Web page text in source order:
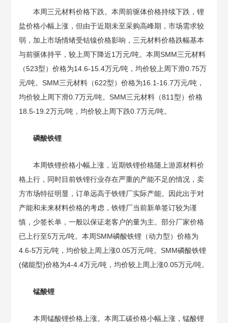
本周三元材料价格下跌。本周前驱体价格持续下跌，锂
盐价格小幅上涨，但由于近期未至采购高峰期，市场需求较
弱，加上市场情绪受钴镍价格影响，三元材料价格跌幅基本
与前驱体持平，较上周下降近1万元/吨。本周SMM三元材料
（523型）价格为14.6-15.4万元/吨，均价较上周下滑0.75万
元/吨。SMM三元材料（622型）价格为16.1-16.7万元/吨，
均价较上周下滑0.7万元/吨。SMM三元材料（811型）价格
18.5-19.2万元/吨，均价较上周下跌0.7万元/吨。
磷酸铁锂
本周铁锂价格小幅上涨，近期铁锂价格随上游原材料价
格上行，同时目前铁锂行业存在严重的产能不足的情况，卖
方市场特征明显，订单远高于铁锂厂实际产能。因此出于对
产能和未来材料价格的考虑，铁锂厂当前新单签订较为谨
慎，少签长单，一般以保证老客户的量为主。部分厂家价格
已上行至5万元/吨。本周SMM磷酸铁锂（动力型）价格为
4.6-5万元/吨，均价较上周上涨0.05万元/吨。SMM磷酸铁锂
(储能型)价格为4-4.4万元/吨，均价较上周上涨0.05万元/吨。
锰酸锂
本周锰酸锂价格上涨。本周工碳价格小幅上涨，锰酸锂